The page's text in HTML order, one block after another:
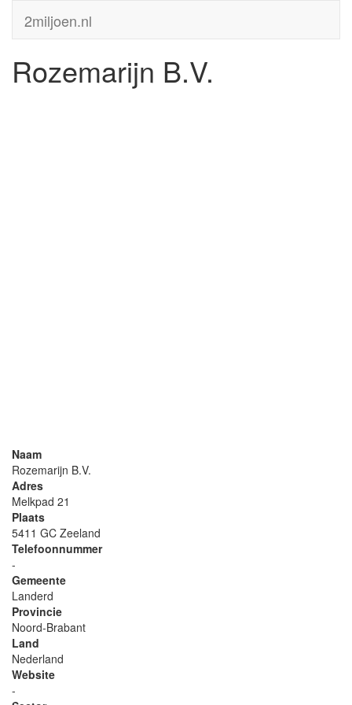
2miljoen.nl
Rozemarijn B.V.
Naam
Rozemarijn B.V.
Adres
Melkpad 21
Plaats
5411 GC Zeeland
Telefoonnummer
-
Gemeente
Landerd
Provincie
Noord-Brabant
Land
Nederland
Website
-